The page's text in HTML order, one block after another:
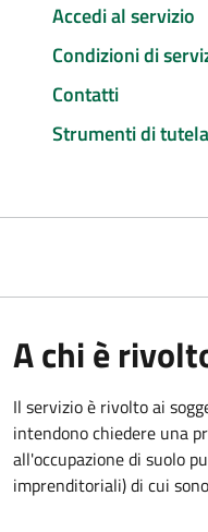
Accedi al servizio
Condizioni di
Contatti
Strumenti di tutela
A chi è
Il servizio è rivolto ai
intendono chiedere una
all'occupazione di suolo
imprenditoriali) di cui